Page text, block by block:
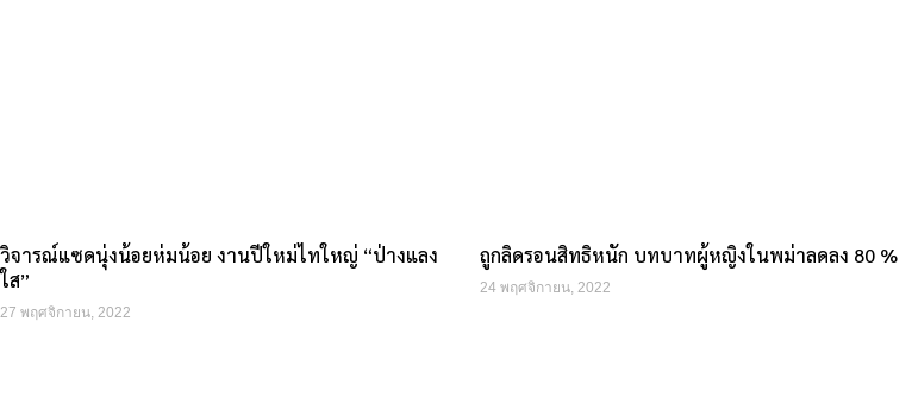
วิจารณ์แซดนุ่งน้อยห่มน้อย งานปีใหม่ไทใหญ่ “ป่างแลง
ใส”
27 พฤศจิกายน, 2022
ถูกลิดรอนสิทธิหนัก บทบาทผู้หญิงในพม่าลดลง 80 %
24 พฤศจิกายน, 2022